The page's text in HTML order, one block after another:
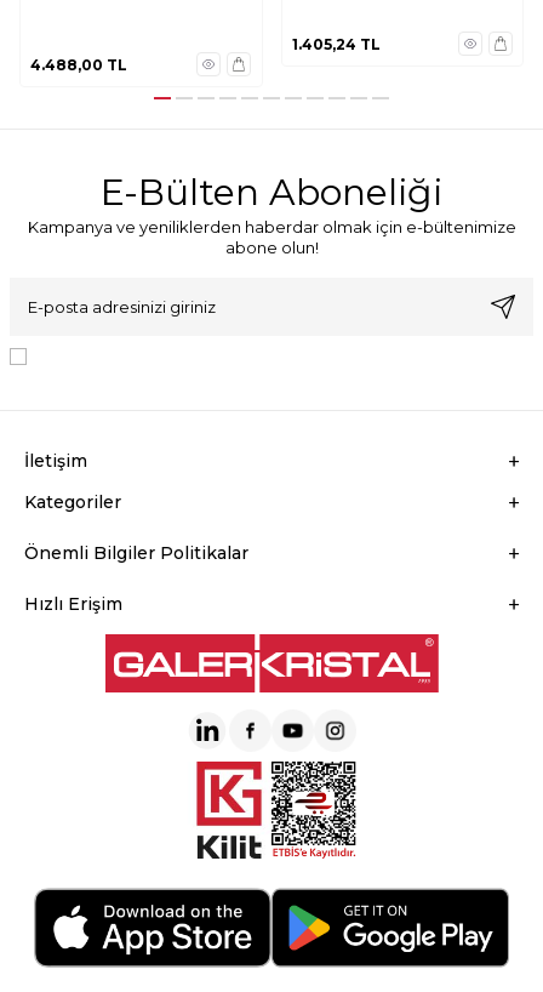
4.488,00 TL
1.405,24 TL
E-Bülten Aboneliği
Kampanya ve yeniliklerden haberdar olmak için e-bültenimize
abone olun!
İletişim
Kategoriler
Önemli Bilgiler Politikalar
Hızlı Erişim